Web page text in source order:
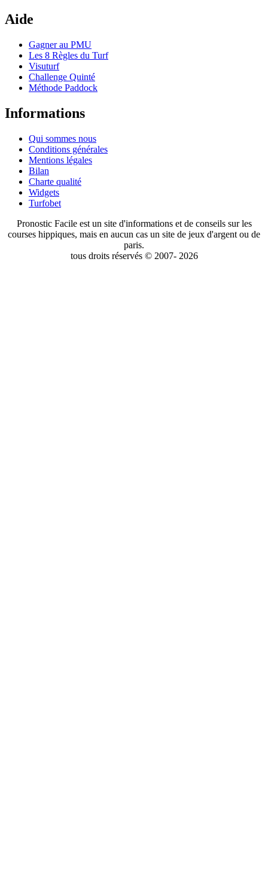
Aide
Gagner au PMU
Les 8 Règles du Turf
Visuturf
Challenge Quinté
Méthode Paddock
Informations
Qui sommes nous
Conditions générales
Mentions légales
Bilan
Charte qualité
Widgets
Turfobet
Pronostic Facile est un site d'informations et de conseils sur les
courses hippiques, mais en aucun cas un site de jeux d'argent ou de
paris.
tous droits réservés © 2007- 2026